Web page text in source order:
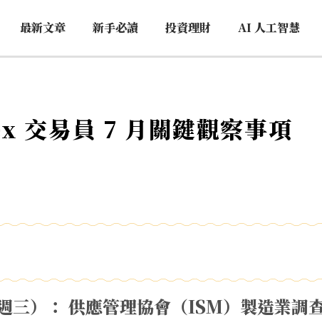
最新文章 新手必讀 投資理財 AI 人工智慧
易員 7 月關鍵觀察事項
三）： 供應管理協會（ISM）製造業調